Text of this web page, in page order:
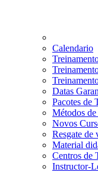
Calendario
Datas
Pacotes de
Métodos de
Novos
Resgate de
Material
Centros de
Instructor-